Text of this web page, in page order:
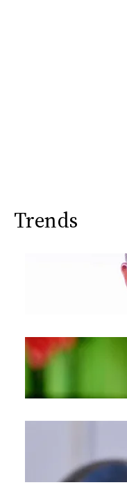
Trends